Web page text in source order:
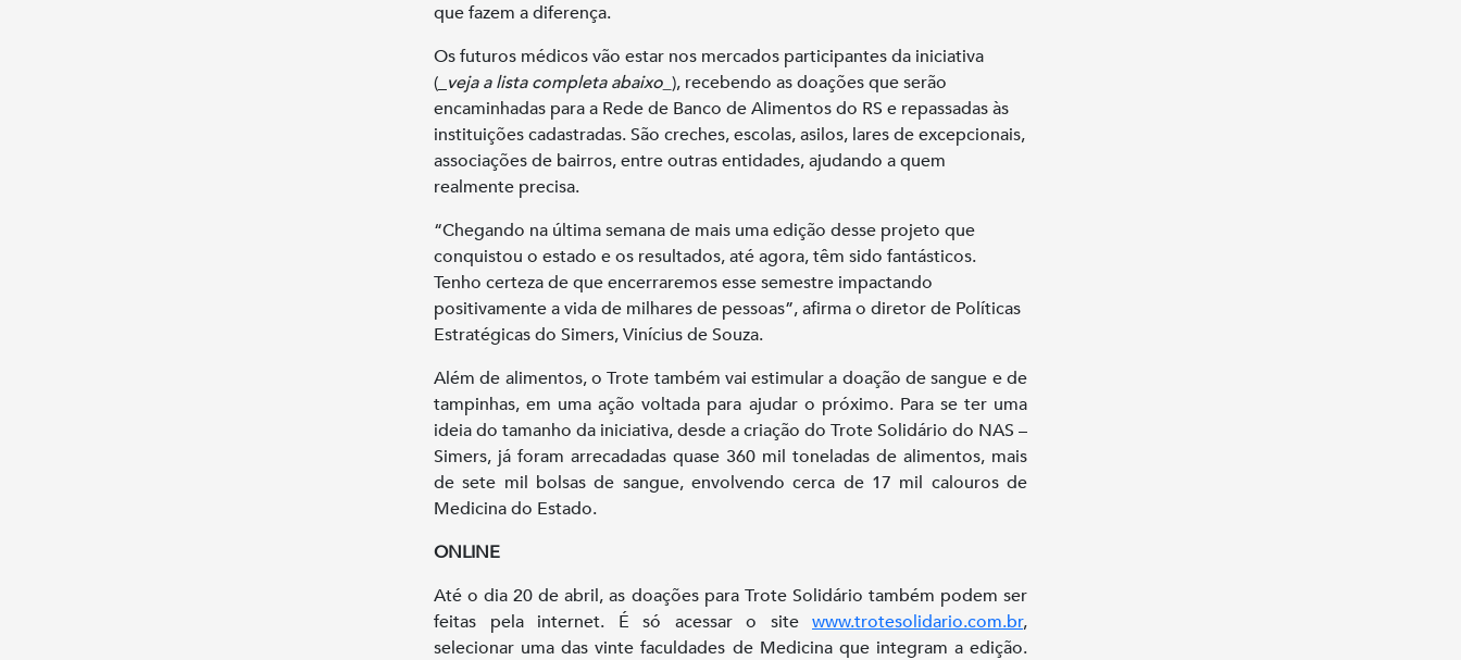
que fazem a diferença.
Os futuros médicos vão estar nos mercados participantes da iniciativa
(_ veja a lista completa abaixo_ ), recebendo as doações que serão
encaminhadas para a Rede de Banco de Alimentos do RS e repassadas às
instituições cadastradas. São creches, escolas, asilos, lares de excepcionais,
associações de bairros, entre outras entidades, ajudando a quem
realmente precisa.
“Chegando na última semana de mais uma edição desse projeto que
conquistou o estado e os resultados, até agora, têm sido fantásticos.
Tenho certeza de que encerraremos esse semestre impactando
positivamente a vida de milhares de pessoas”, afirma o diretor de Políticas
Estratégicas do Simers, Vinícius de Souza.
Além de alimentos, o Trote também vai estimular a doação de sangue e de
tampinhas, em uma ação voltada para ajudar o próximo. Para se ter uma
ideia do tamanho da iniciativa, desde a criação do Trote Solidário do NAS –
Simers, já foram arrecadadas quase 360 mil toneladas de alimentos, mais
de sete mil bolsas de sangue, envolvendo cerca de 17 mil calouros de
Medicina do Estado.
ONLINE
Até o dia 20 de abril, as doações para Trote Solidário também podem ser
feitas pela internet. É só acessar o site www.trotesolidario.com.br,
selecionar uma das vinte faculdades de Medicina que integram a edição.